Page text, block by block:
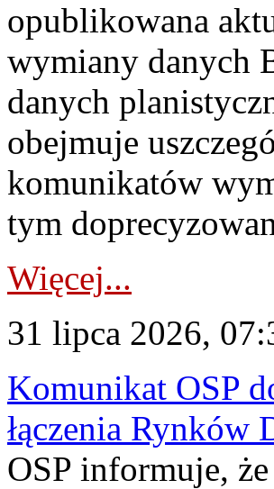
opublikowana
wymiany danych
danych
obejmuje
komunikatów
tym
Więcej...
31 lipca 2026,
Komunikat OSP
łączenia Rynków
OSP informuje,